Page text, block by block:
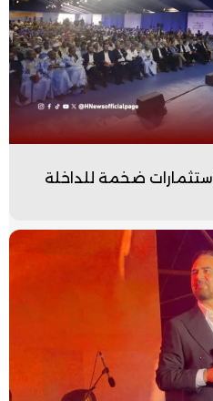
أخنوش: الحكومة جلبت 6 استثمارات ضخمة للداخلة